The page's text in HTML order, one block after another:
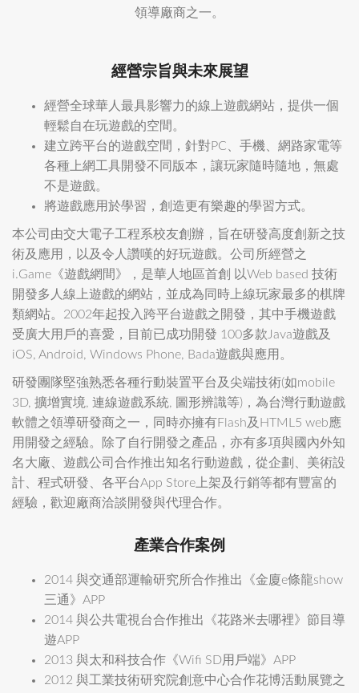
領導廠商之一。
經營宗旨與未來展望
經營全球華人最具影響力的線上遊戲網站，提供一個
輕鬆自在玩遊戲的空間。
建立跨平台的遊戲空間，針對PC、手機、網路家電等
各種上網工具開發不同版本，讓玩家隨時隨地，無處
不是遊戲。
將遊戲應用於學習，創造更有樂趣的學習方式。
本公司由交大電子工程系校友創辦，旨在研發高度創新之技
術及應用，以及令人讚嘆的好玩遊戲。公司所經營之
i.Game《遊戲網間》，是華人地區首創 以Web based 技術
開發多人線上遊戲的網站，並成為同時上線玩家最多的棋牌
類網站。2002年起投入跨平台遊戲之開發，其中手機遊戲
受廣大用戶的喜愛，目前已成功開發 100多款Java遊戲及
iOS, Android, Windows Phone, Bada遊戲與應用。
研發團隊堅強熟悉各種行動裝置平台及尖端技術(如mobile
3D, 擴增實境, 連線遊戲系統, 圖形辨識等)，為台灣行動遊戲
軟體之領導研發商之一，同時亦擁有Flash及HTML5 web應
用開發之經驗。除了自行開發之產品，亦有多項與國內外知
名大廠、遊戲公司合作推出知名行動遊戲，從企劃、美術設
計、程式研發、各平台App Store上架及行銷等都有豐富的
經驗，歡迎廠商洽談開發與代理合作。
產業合作案例
2014 與交通部運輸研究所合作推出《金廈e條龍show
三通》APP
2014 與公共電視台合作推出《花路米去哪裡》節目導
遊APP
2013 與太和科技合作《Wifi SD用戶端》APP
2012 與工業技術研究院創意中心合作花博活動展覽之